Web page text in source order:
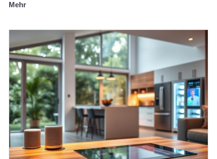
Mehr